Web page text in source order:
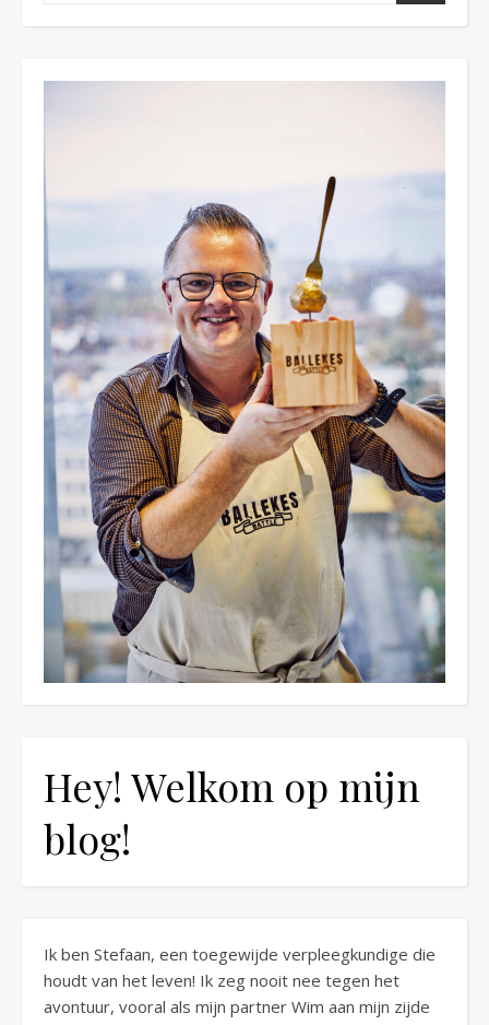
Hey! Welkom op mijn
blog!
Ik ben Stefaan, een toegewijde verpleegkundige die
houdt van het leven! Ik zeg nooit nee tegen het
avontuur, vooral als mijn partner Wim aan mijn zijde